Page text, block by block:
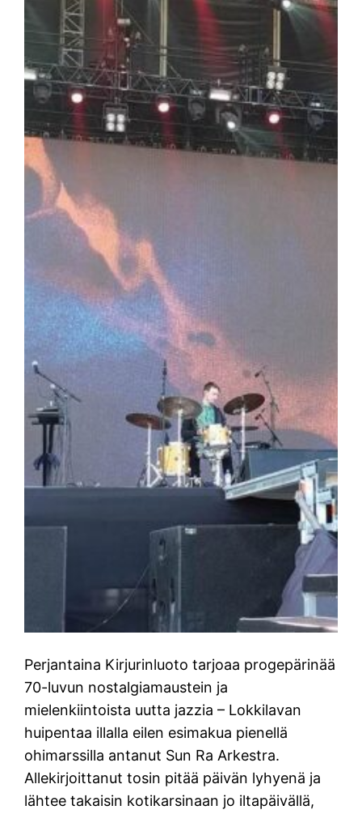
Perjantaina Kirjurinluoto tarjoaa progepärinää
70-luvun nostalgiamaustein ja
mielenkiintoista uutta jazzia – Lokkilavan
huipentaa illalla eilen esimakua pienellä
ohimarssilla antanut Sun Ra Arkestra.
Allekirjoittanut tosin pitää päivän lyhyenä ja
lähtee takaisin kotikarsinaan jo iltapäivällä,